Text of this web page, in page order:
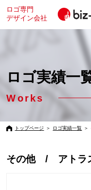
ロゴ専門
デザイン会社
ロゴ実績一
Works
トップページ ＞ ロゴ実績一覧 ＞
その他 / アトラ